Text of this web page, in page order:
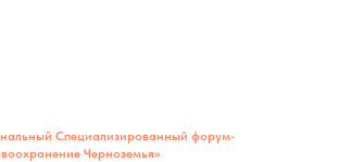
Специализированный форум-
Черноземья»